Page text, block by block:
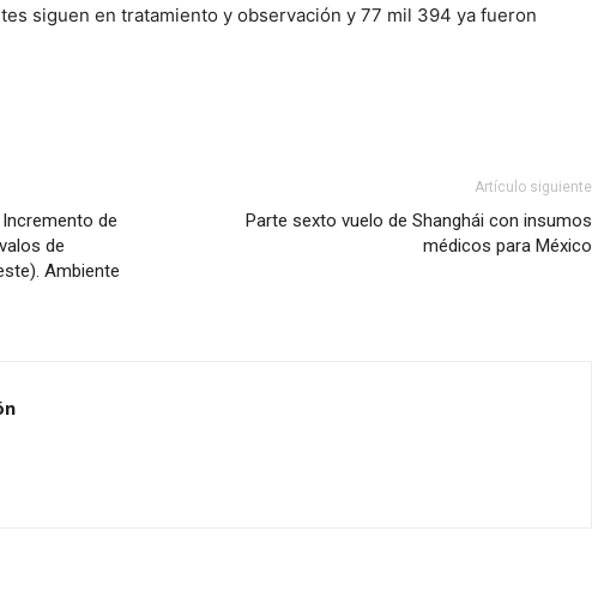
siguen en tratamiento y observación y 77 mil 394 ya fueron
de
de
Ambiente
Artículo siguiente
Parte sexto vuelo de Shanghái con insumos
médicos para México